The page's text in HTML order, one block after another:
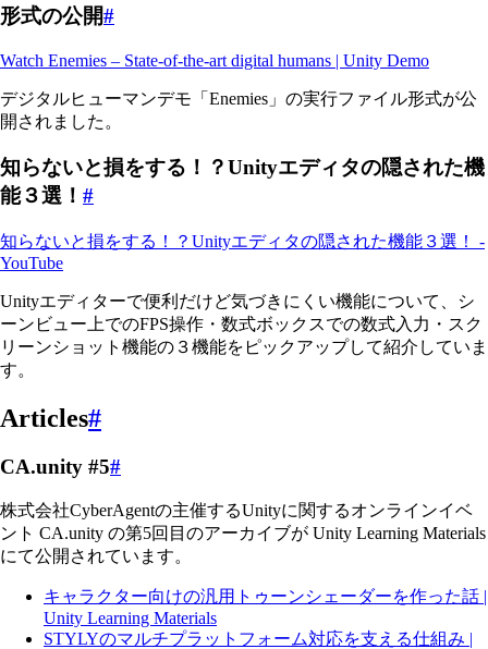
形式の公開#
Watch Enemies – State-of-the-art digital humans | Unity Demo
デジタルヒューマンデモ「Enemies」の実行ファイル形式が公
開されました。
知らないと損をする！？Unityエディタの隠された機
能３選！ #
知らないと損をする！？Unityエディタの隠された機能３選！ -
YouTube
Unityエディターで便利だけど気づきにくい機能について、シ
ーンビュー上でのFPS操作・数式ボックスでの数式入力・スク
リーンショット機能の３機能をピックアップして紹介していま
す。
Articles#
CA.unity #5#
株式会社CyberAgentの主催するUnityに関するオンラインイベ
ント CA.unity の第5回目のアーカイブが Unity Learning Materials
にて公開されています。
キャラクター向けの汎用トゥーンシェーダーを作った話 |
Unity Learning Materials
STYLYのマルチプラットフォーム対応を支える仕組み |